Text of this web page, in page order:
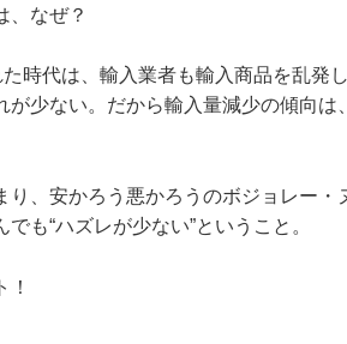
なぜ？
た時代は、輸入業者も輸入商品を乱発
少ない。だから輸入量減少の傾向は
、安かろう悪かろうのボジョレー・
も“ハズレが少ない”ということ。